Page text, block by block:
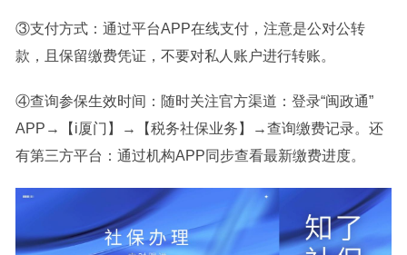
③支付方式：通过平台APP在线支付，注意是公对公转
款，且保留缴费凭证，不要对私人账户进行转账。
④查询参保生效时间：随时关注官方渠道：登录“闽政通”
APP→【i厦门】→【税务社保业务】→查询缴费记录。还
有第三方平台：通过机构APP同步查看最新缴费进度。